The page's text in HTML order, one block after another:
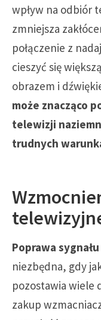
wpływ na odbiór
zmniejsza
połączenie z
cieszyć się
obrazem i
może znacząco
telewizji
trudnych
Poprawa
niezbędna, gdy
pozostawia wiele
zakup